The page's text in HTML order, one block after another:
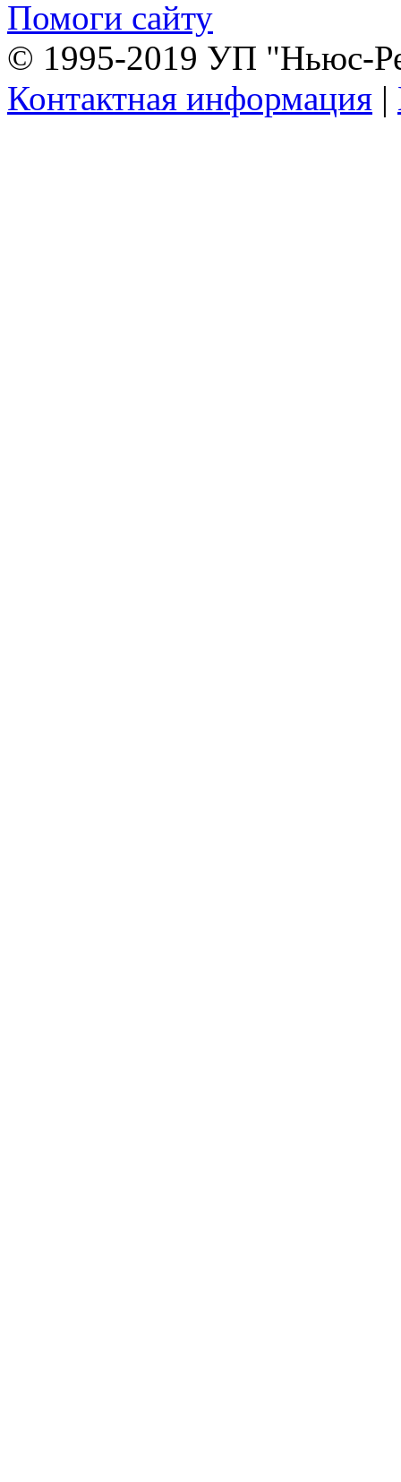
Помоги сайту
© 1995-2019 УП "Ньюс-
Контактная информация |